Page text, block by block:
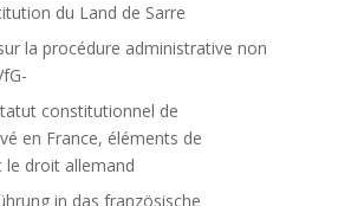
du Land de Sarre
la procédure administrative non
constitutionnel de
en France, éléments de
le droit allemand
in das französische